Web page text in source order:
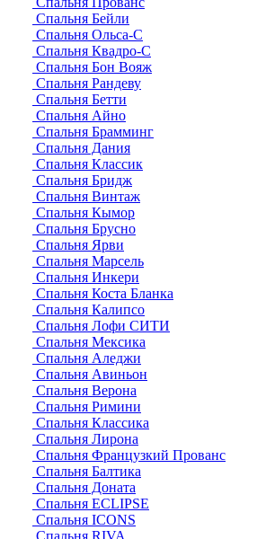
Спальня Бейли
Спальня Ольса-С
Спальня Квадро-С
Спальня Бон Вояж
Спальня Рандеву
Спальня Бетти
Спальня Айно
Спальня Брамминг
Спальня Дания
Спальня Классик
Спальня Бридж
Спальня Винтаж
Спальня Кымор
Спальня Брусно
Спальня Ярви
Спальня Марсель
Спальня Инкери
Спальня Коста Бланка
Спальня Калипсо
Спальня Лофи СИТИ
Спальня Мексика
Спальня Аледжи
Спальня Авиньон
Спальня Верона
Спальня Римини
Спальня Классика
Спальня Лирона
Спальня Французкий Прованс
Спальня Балтика
Спальня Доната
Спальня ECLIPSE
Спальня ICONS
Спальня RIVA